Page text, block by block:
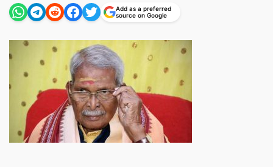
Add as a preferred
source on Google